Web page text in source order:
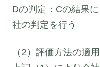
Dの判定：Cの結果
社の判定を行う
（2）評価方法の適